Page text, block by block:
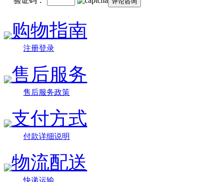
购物指南
注册登录
售后服务
售后服务政策
支付方式
付款详细说明
物流配送